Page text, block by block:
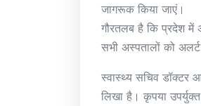
जागरूक किया जाएं।
गौरतलब है कि प्रदेश में
सभी अस्पतालों को
स्वास्थ्य सचिव डॉक्टर
लिखा है। कृपया